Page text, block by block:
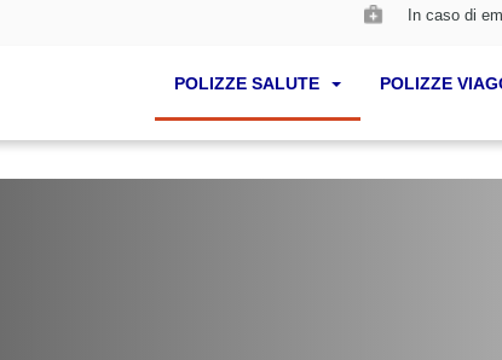
In caso di
POLIZZE SALUTE POLIZZE